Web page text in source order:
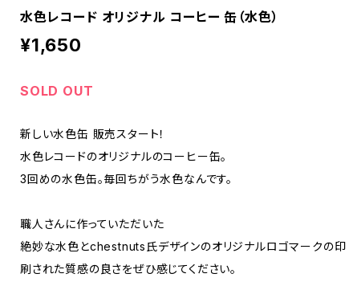
水色レコード オリジナル コーヒー 缶（水色）
¥1,650
SOLD OUT
新しい水色缶 販売スタート！
水色レコードのオリジナルのコーヒー缶。
3回めの水色缶。毎回ちがう水色なんです。
職人さんに作っていただいた
絶妙な水色とchestnuts氏デザインのオリジナルロゴマークの印
刷された質感の良さをぜひ感じてください。